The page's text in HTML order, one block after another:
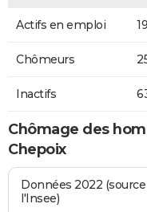
Actifs en emploi
Chômeurs
Inactifs
Chômage des
Chepoix
Données 2022
l'Insee)